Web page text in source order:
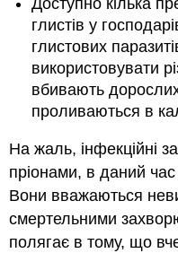
глистів у
глистових
використовувати
вбивають дорослих
проливаються в
На жаль, інфекційні
пріонами, в даний
Вони вважаються
смертельними
полягає в тому, що